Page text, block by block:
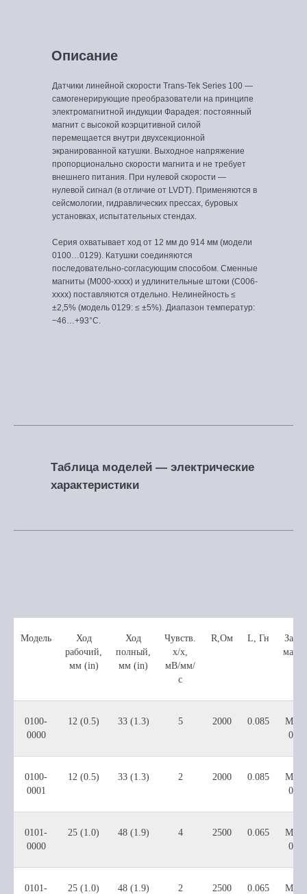
Датчики линейной скорости Trans-Tek Series 100 —
самогенерирующие преобразователи на принципе
электромагнитной индукции Фарадея: постоянный
магнит с высокой коэрцитивной силой
перемещается внутри двухсекционной
экранированной катушки. Выходное напряжение
пропорционально скорости магнита и не требует
внешнего питания. При нулевой скорости —
нулевой сигнал (в отличие от LVDT). Применяются в
сейсмологии, гидравлических прессах, буровых
установках, испытательных стендах.
Серия охватывает ход от 12 мм до 914 мм (модели
0100…0129). Катушки соединяются
последовательно-согласующим способом. Сменные
магниты (M000-xxxx) и удлинительные штоки (C006-
xxxx) поставляются отдельно. Нелинейность ≤
±2,5% (модель 0129: ≤ ±5%). Диапазон температур:
−46…+93°C.
Описание
Таблица моделей — электрические
характеристики
Модель
Ход
рабочий,
мм (in)
Ход
полный,
мм (in)
Чувств.
х/х,
мВ/мм/
с
R,Ом L, Гн
0100-
0000
12 (0.5) 33 (1.3) 5 2000 0.085
0000
0100-
0001
12 (0.5) 33 (1.3) 2 2000 0.085
0008
0101-
0000
25 (1.0) 48 (1.9) 4 2500 0.065
0001
0101- 25 (1.0) 48 (1.9) 2 2500 0.065